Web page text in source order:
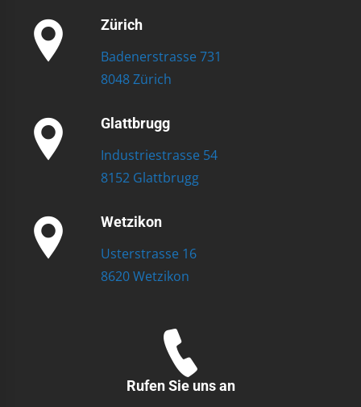
Zürich
Badenerstrasse 731
8048 Zürich
Glattbrugg
Industriestrasse 54
8152 Glattbrugg
Wetzikon
Usterstrasse 16
8620 Wetzikon
Rufen Sie uns an